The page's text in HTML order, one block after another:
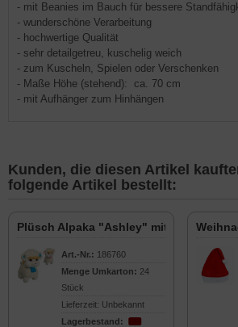
- mit Beanies im Bauch für bessere
- wunderschöne Verarbeitung
- hochwertige Qualität
- sehr detailgetreu, kuschelig weich
- zum Kuscheln, Spielen oder Verschenken
- Maße Höhe (stehend): ca. 70 cm
- mit Aufhänger zum Hinhängen
Kunden, die diesen Artikel
folgende Artikel bestellt:
Plüsch Alpaka "Ashley" mit Schal 30cm
Art.-Nr.: 186760
Menge Umkarton: 24
Stück
Lieferzeit: Unbekannt
Lagerbestand: